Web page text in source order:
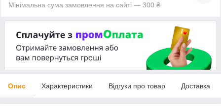
Мінімальна сума замовлення на сайті — 300 ₴
Опис Характеристики Відгуки про товар Доставка